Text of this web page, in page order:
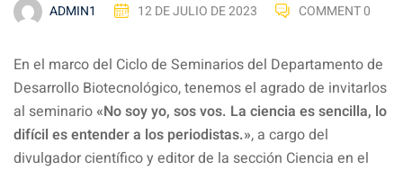
ADMIN1 12 DE JULIO DE 2023 COMMENT 0
En el marco del Ciclo de Seminarios del Departamento de
Desarrollo Biotecnológico, tenemos el agrado de invitarlos
al seminario«No soy yo, sos vos. La ciencia es sencilla, lo
difícil es entender a los periodistas.», a cargo del
divulgador científico y editor de la sección Ciencia en el